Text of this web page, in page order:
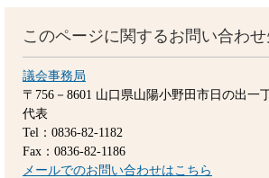
このページに関するお問い合わ
議会事務局
〒756－8601 山口県山陽小野田市日の出
代表
Tel：0836-82-1182
Fax：0836-82-1186
メールでのお問い合わせはこちら